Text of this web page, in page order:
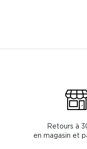
Retours à
en magasin et